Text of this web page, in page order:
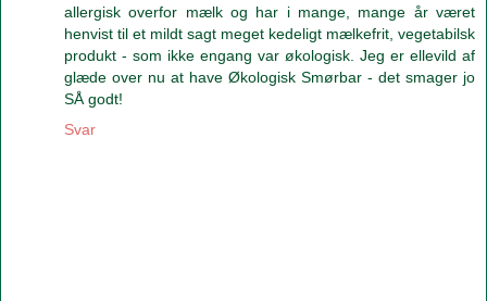
allergisk overfor mælk og har i mange, mange år været
henvist til et mildt sagt meget kedeligt mælkefrit, vegetabilsk
produkt - som ikke engang var økologisk. Jeg er ellevild af
glæde over nu at have Økologisk Smørbar - det smager jo
SÅ godt!
Svar